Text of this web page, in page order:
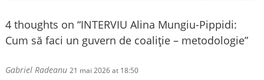
4 thoughts on “INTERVIU Alina Mungiu-Pippidi:
Cum să faci un guvern de coaliție – metodologie”
Gabriel Radeanu 21 mai 2026 at 18:50